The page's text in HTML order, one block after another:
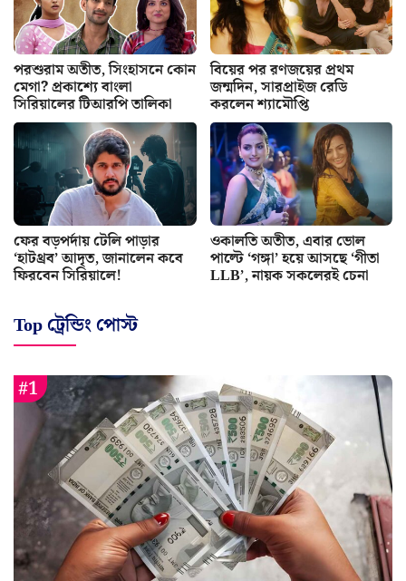
পরশুরাম অতীত, সিংহাসনে কোন
মেগা? প্রকাশ্যে বাংলা
সিরিয়ালের টিআরপি তালিকা
বিয়ের পর রণজয়ের প্রথম
জন্মদিন, সারপ্রাইজ রেডি
করলেন শ্যামৌপ্তি
ফের বড়পর্দায় টেলি পাড়ার
‘হাটথ্রব’ আদৃত, জানালেন কবে
ফিরবেন সিরিয়ালে!
ওকালতি অতীত, এবার ভোল
পাল্টে ‘গঙ্গা’ হয়ে আসছে ‘গীতা
LLB’, নায়ক সকলেরই চেনা
Top ট্রেন্ডিং পোস্ট